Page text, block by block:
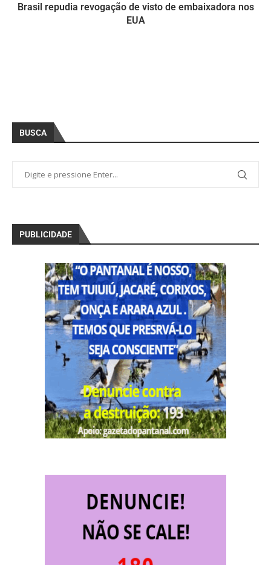
Brasil repudia revogação de visto de embaixadora nos
EUA
BUSCA
PUBLICIDADE